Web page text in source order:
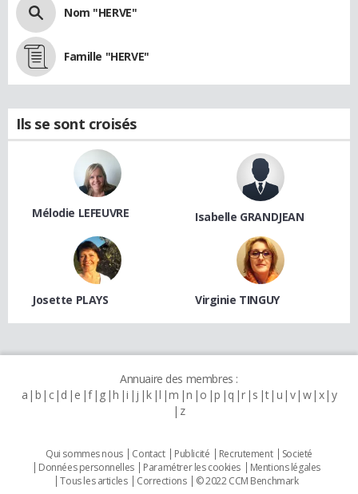
Nom "HERVE"
Famille "HERVE"
Ils se sont croisés
Mélodie LEFEUVRE Isabelle GRANDJEAN
Josette PLAYS Virginie TINGUY
Annuaire des membres :
a b c d e f g h i j k l m n o p q r s t u v w x y
z
Qui sommes nous Contact Publicité Recrutement
Societé
Données personnelles
Paramétrer les cookies
Mentions légales
Tous les articles
Corrections © 2022 CCM Benchmark